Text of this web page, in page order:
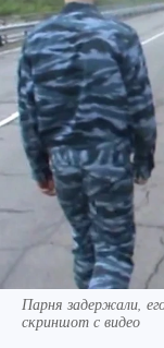
Парня задержали,
скриншот с видео